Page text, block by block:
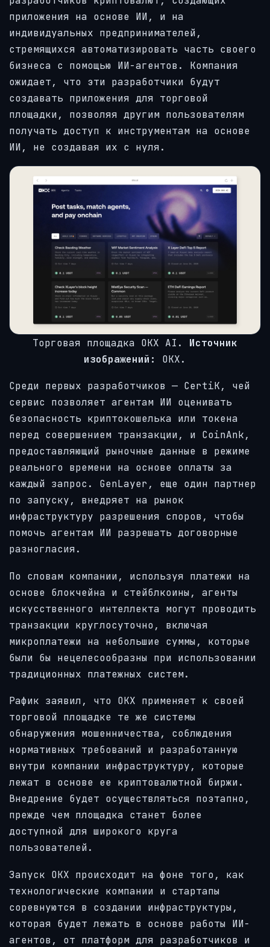
приложения на основе ИИ, и на
индивидуальных предпринимателей,
стремящихся автоматизировать часть своего
бизнеса с помощью ИИ-агентов. Компания
ожидает, что эти разработчики будут
создавать приложения для торговой
площадки, позволяя другим пользователям
получать доступ к инструментам на основе
ИИ, не создавая их с нуля.
Торговая площадка OKX AI.
Источник
изображений:
OKX.
Среди первых разработчиков — CertiK, чей
сервис позволяет агентам ИИ оценивать
безопасность криптокошелька или токена
перед совершением транзакции, и CoinAnk,
предоставляющий рыночные данные в режиме
реального времени на основе оплаты за
каждый запрос. GenLayer, еще один партнер
по запуску, внедряет на рынок
инфраструктуру разрешения споров, чтобы
помочь агентам ИИ разрешать договорные
разногласия.
По словам компании, используя платежи на
основе блокчейна и стейблкоины, агенты
искусственного интеллекта могут проводить
транзакции круглосуточно, включая
микроплатежи на небольшие суммы, которые
были бы нецелесообразны при использовании
традиционных платежных систем.
Рафик заявил, что OKX применяет к своей
торговой площадке те же системы
обнаружения мошенничества, соблюдения
нормативных требований и разработанную
внутри компании инфраструктуру, которые
лежат в основе ее криптовалютной биржи.
Внедрение будет осуществляться поэтапно,
прежде чем площадка станет более
доступной для широкого круга
пользователей.
Запуск OKX происходит на фоне того, как
технологические компании и стартапы
соревнуются в создании инфраструктуры,
которая будет лежать в основе работы ИИ-
агентов, от платформ для разработчиков и